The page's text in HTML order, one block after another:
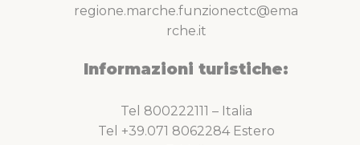
regione.marche.funzionectc@ema
rche.it
Informazioni turistiche:
Tel 800222111 – Italia
Tel +39.071 8062284 Estero